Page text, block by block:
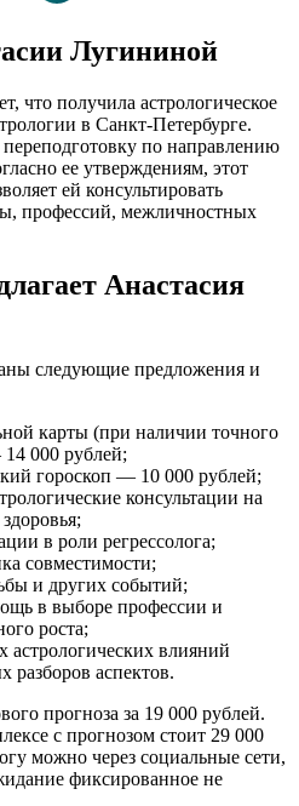
Лугининой
что получила астрологическое
в Санкт-Петербурге.
по направлению
ее утверждениям, этот
ей консультировать
профессий, межличностных
Анастасия
следующие предложения и
карты (при наличии точного
000 рублей;
гороскоп — 10 000 рублей;
консультации на
в роли регрессолога;
совместимости;
и других событий;
в выборе профессии и
роста;
астрологических влияний
разборов аспектов.
прогноза за 19 000 рублей.
с прогнозом стоит 29 000
можно через социальные сети,
фиксированное не